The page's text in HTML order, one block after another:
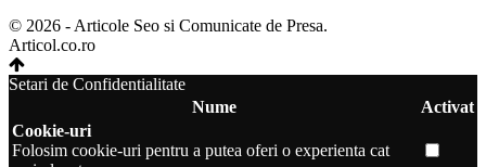
© 2026 - Articole Seo si Comunicate de Presa.
Articol.co.ro
Setari de Confidentialitate
Nume
Activat
Cookie-uri
Folosim cookie-uri pentru a putea oferi o experienta cat